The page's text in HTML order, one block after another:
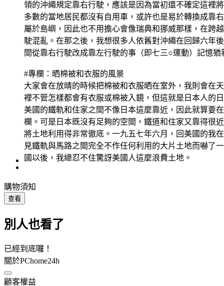
領的沖繩規定靠右行駛，應該是因為當初還不確定這裡
多數的當地居民都沒有自用車，或許也是易於轉換成靠
屬於島嶼，因此也不用擔心會像瑞典和挪威那樣，在跨
駛混亂。在那之後，我想很多人依舊對沖繩在回歸六年
間從靠右行駛改成靠左行駛的事（即七三○運動）記憶猶
#專欄：晒棉被和衣服的風景
大家會在放晴的時候把棉被和衣服晒在室外，我則會在
裡不管怎樣都會有衣服或棉被入鏡，但這就是日本人的
美國的鐵軌和住家之間不像日本這麼靠近，因此就算要
欄。可是日本既沒有足夠的空間，鐵道和住家又靠得很
將土地利用得非常徹底。一九五七年六月，回美國的我
見鐵軌與馬路之間完全不作任何利用的大片土地而嚇了
國以後，我總忍不住驚訝美國人這麼浪費土地。
購物須知
查看
別人也看了
已經到底囉！
關於PChome24h
顧客權益